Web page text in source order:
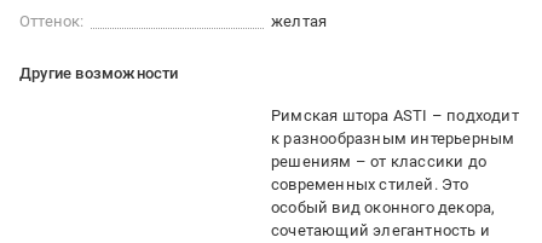
Оттенок:
желтая
Другие возможности
Римская штора ASTI – подходит
к разнообразным интерьерным
решениям – от классики до
современных стилей. Это
особый вид оконного декора,
сочетающий элегантность и